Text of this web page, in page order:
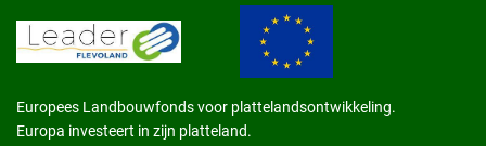
Europees Landbouwfonds voor plattelandsontwikkeling.
Europa investeert in zijn platteland.